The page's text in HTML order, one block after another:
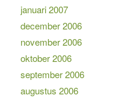
januari 2007
december 2006
november 2006
oktober 2006
september 2006
augustus 2006